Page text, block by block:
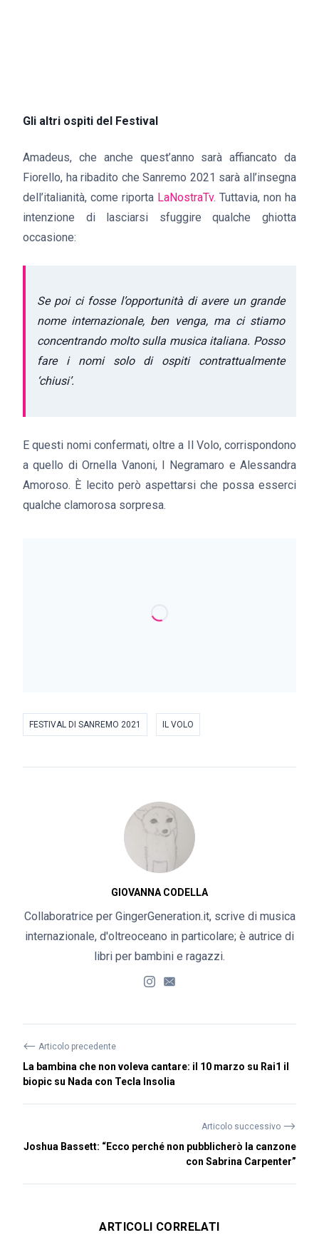
Gli altri ospiti del Festival
Amadeus, che anche quest’anno sarà affiancato da
Fiorello, ha ribadito che Sanremo 2021 sarà all’insegna
dell’italianità, come riporta LaNostraTv. Tuttavia, non ha
intenzione di lasciarsi sfuggire qualche ghiotta
occasione:
Se poi ci fosse l’opportunità di avere un grande
nome internazionale, ben venga, ma ci stiamo
concentrando molto sulla musica italiana. Posso
fare i nomi solo di ospiti contrattualmente
‘chiusi’.
E questi nomi confermati, oltre a Il Volo, corrispondono
a quello di Ornella Vanoni, I Negramaro e Alessandra
Amoroso. È lecito però aspettarsi che possa esserci
qualche clamorosa sorpresa.
FESTIVAL DI SANREMO 2021 IL VOLO
GIOVANNA CODELLA
Collaboratrice per GingerGeneration.it, scrive di musica
internazionale, d'oltreoceano in particolare; è autrice di
libri per bambini e ragazzi.
⟵ Articolo precedente
La bambina che non voleva cantare: il 10 marzo su Rai1 il
biopic su Nada con Tecla Insolia
Articolo successivo ⟶
Joshua Bassett: “Ecco perché non pubblicherò la canzone
con Sabrina Carpenter”
ARTICOLI CORRELATI